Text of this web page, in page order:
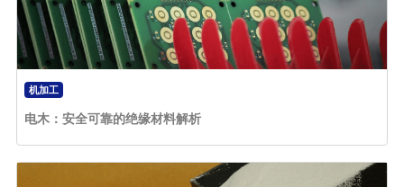
机加工
电木：安全可靠的绝缘材料解析